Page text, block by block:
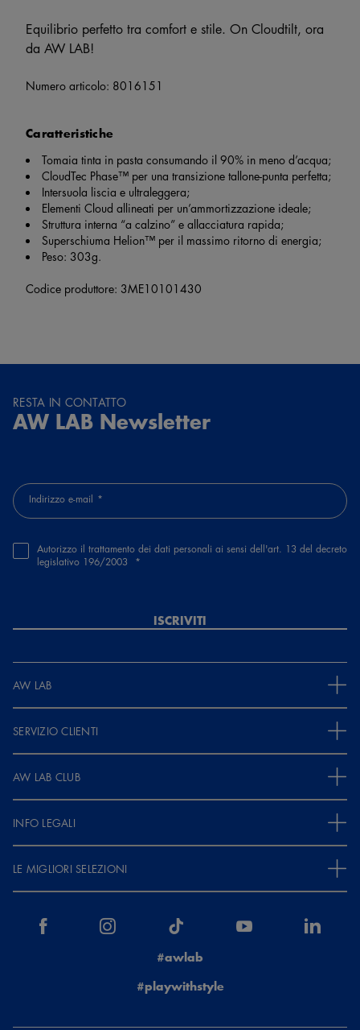
Equilibrio perfetto tra comfort e stile. On Cloudtilt, ora
da AW LAB!
Numero articolo: 8016151
Caratteristiche
Tomaia tinta in pasta consumando il 90% in meno d’acqua;
CloudTec Phase™ per una transizione tallone-punta perfetta;
Intersuola liscia e ultraleggera;
Elementi Cloud allineati per un’ammortizzazione ideale;
Struttura interna “a calzino” e allacciatura rapida;
Superschiuma Helion™ per il massimo ritorno di energia;
Peso: 303g.
Codice produttore: 3ME10101430
RESTA IN CONTATTO
AW LAB Newsletter
Indirizzo e-mail
Autorizzo il trattamento dei dati personali ai sensi dell'art. 13 del decreto
legislativo 196/2003
ISCRIVITI
AW LAB
SERVIZIO CLIENTI
AW LAB CLUB
INFO LEGALI
LE MIGLIORI SELEZIONI
#awlab
#playwithstyle